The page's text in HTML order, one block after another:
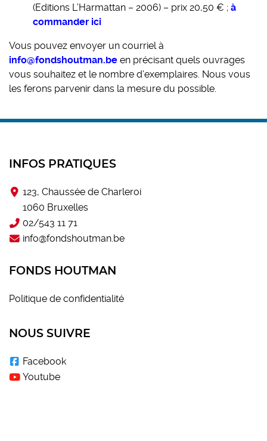
(Editions L’Harmattan – 2006) – prix 20,50 € ; à
commander ici
Vous pouvez envoyer un courriel à
info@fondshoutman.be en précisant quels ouvrages
vous souhaitez et le nombre d’exemplaires. Nous vous
les ferons parvenir dans la mesure du possible.
INFOS PRATIQUES
123, Chaussée de Charleroi
1060 Bruxelles
02/543 11 71
info@fondshoutman.be
FONDS HOUTMAN
Politique de confidentialité
NOUS SUIVRE
Facebook
Youtube